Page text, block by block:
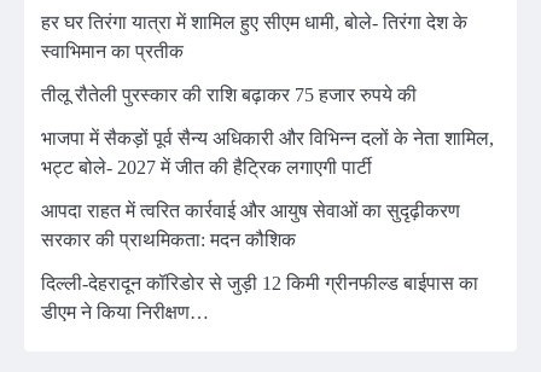
हर घर तिरंगा यात्रा में शामिल हुए सीएम धामी, बोले- तिरंगा देश के
स्वाभिमान का प्रतीक
तीलू रौतेली पुरस्कार की राशि बढ़ाकर 75 हजार रुपये की
भाजपा में सैकड़ों पूर्व सैन्य अधिकारी और विभिन्न दलों के नेता शामिल,
भट्ट बोले- 2027 में जीत की हैट्रिक लगाएगी पार्टी
आपदा राहत में त्वरित कार्रवाई और आयुष सेवाओं का सुदृढ़ीकरण
सरकार की प्राथमिकता: मदन कौशिक
दिल्ली-देहरादून कॉरिडोर से जुड़ी 12 किमी ग्रीनफील्ड बाईपास का
डीएम ने किया निरीक्षण…